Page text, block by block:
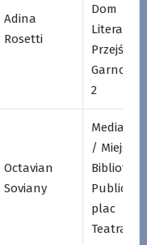
Adina
Rosetti
Dom
Przejście
2
Octavian
Soviany
/ Miejska
Biblioteka
plac
Teatralny